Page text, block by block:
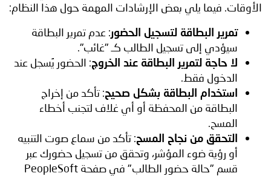
الأوقات. فيما يلي بعض الإرشادات المهمة حول هذا النظام:
تمرير البطاقة لتسجيل الحضور: عدم تمرير البطاقة
سيؤدي إلى تسجيل الطالب كـ "غائب".
لا حاجة لتمرير البطاقة عند الخروج: الحضور يُسجل عند
الدخول فقط.
استخدام البطاقة بشكل صحيح: تأكد من إخراج
البطاقة من المحفظة أو أي غلاف لتجنب أخطاء
المسح.
التحقق من نجاح المسح: تأكد من سماع صوت التنبيه
أو رؤية ضوء المؤشر، وتحقق من تسجيل حضورك عبر
قسم "حالة حضور الطالب" في صفحة PeopleSoft